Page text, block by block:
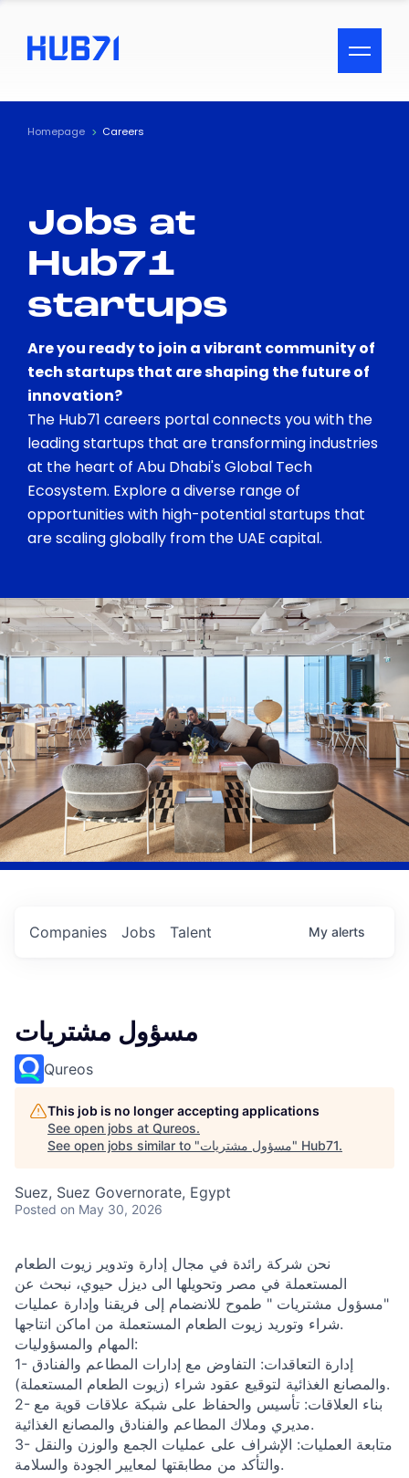
ACCESSIBILITY MENU
Text
Visual Assistance
Contrast
Homepage Careers
Jobs at
Hub71
startups
Are you ready to join a vibrant community of
tech startups that are shaping the future of
innovation?
The Hub71 careers portal connects you with the
leading startups that are transforming industries
at the heart of Abu Dhabi's Global Tech
Ecosystem. Explore a diverse range of
opportunities with high-potential startups that
are scaling globally from the UAE capital.
Jobs
Companies Talent My alerts
مسؤول مشتريات
Qureos
This job is no longer accepting applications
See open jobs at Qureos.
See open jobs similar to "مسؤول مشتريات" Hub71.
Suez, Suez Governorate, Egypt
Posted on May 30, 2026
نحن شركة رائدة في مجال إدارة وتدوير زيوت الطعام
المستعملة في مصر وتحويلها الى ديزل حيوي، نبحث عن
"مسؤول مشتريات " طموح للانضمام إلى فريقنا وإدارة عمليات
شراء وتوريد زيوت الطعام المستعملة من اماكن انتاجها.
المهام والمسؤوليات:
1- إدارة التعاقدات: التفاوض مع إدارات المطاعم والفنادق
والمصانع الغذائية لتوقيع عقود شراء (زيوت الطعام المستعملة).
2- بناء العلاقات: تأسيس والحفاظ على شبكة علاقات قوية مع
مديري وملاك المطاعم والفنادق والمصانع الغذائية.
3- متابعة العمليات: الإشراف على عمليات الجمع والوزن والنقل
والتأكد من مطابقتها لمعايير الجودة والسلامة.